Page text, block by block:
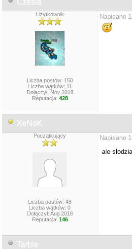
Czesia
Użytkownik
Liczba postów: 150
Liczba wątków: 11
Dołączył: Nov 2018
Reputacja: 428
Napisano
XeNoK
Początkujący
Liczba postów: 48
Liczba wątków: 0
Dołączył: Aug 2018
Reputacja: 146
Napisano
ale
Tarble